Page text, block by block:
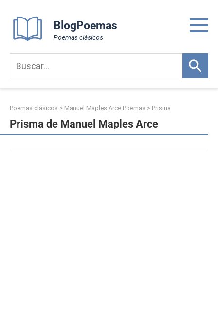
content
BlogPoemas
Poemas clásicos
Poemas clásicos > Manuel Maples Arce Poemas > Prisma
Prisma de Manuel Maples Arce